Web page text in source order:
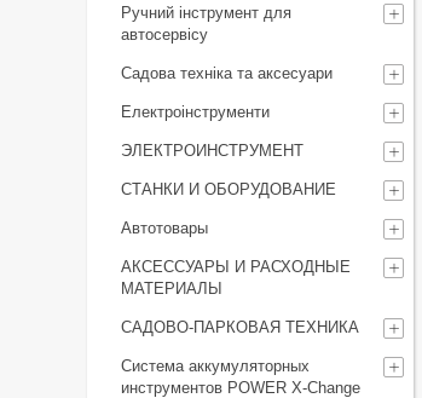
Ручний інструмент для
автосервісу
Садова техніка та аксесуари
Електроінструменти
ЭЛЕКТРОИНСТРУМЕНТ
СТАНКИ И ОБОРУДОВАНИЕ
Автотовары
АКСЕССУАРЫ И РАСХОДНЫЕ
МАТЕРИАЛЫ
САДОВО-ПАРКОВАЯ ТЕХНИКА
Система аккумуляторных
инструментов POWER X-Change